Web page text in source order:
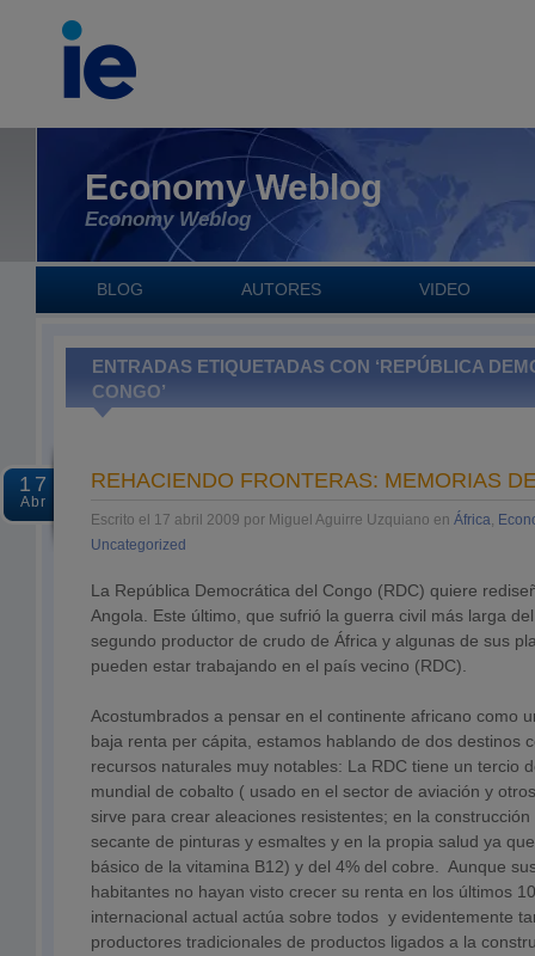
Economy Weblog
Economy Weblog
BLOG AUTORES VIDEO
ENTRADAS ETIQUETADAS CON ‘REPÚBLICA
CONGO’
17
Abr
REHACIENDO FRONTERAS: MEMORIAS
Escrito el 17 abril 2009 por Miguel Aguirre Uzquiano en África,
Uncategorized
La República Democrática del Congo (RDC) quiere
Angola. Este último, que sufrió la guerra civil más larga
segundo productor de crudo de África y algunas de sus
pueden estar trabajando en el país vecino (RDC).
Acostumbrados a pensar en el continente africano como
baja renta per cápita, estamos hablando de dos destinos
recursos naturales muy notables: La RDC tiene un tercio
mundial de cobalto ( usado en el sector de aviación y
sirve para crear aleaciones resistentes; en la
secante de pinturas y esmaltes y en la propia salud ya
básico de la vitamina B12) y del 4% del cobre. Aunque
habitantes no hayan visto crecer su renta en los últimos
internacional actual actúa sobre todos y evidentemente
productores tradicionales de productos ligados a la